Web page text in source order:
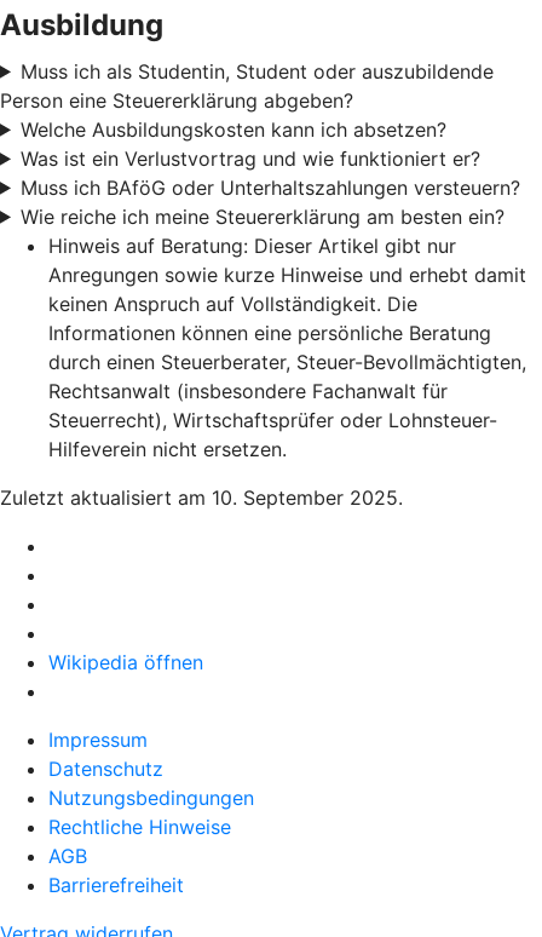
Ausbildung
Muss ich als Studentin, Student oder auszubildende
Person eine Steuererklärung abgeben?
Welche Ausbildungskosten kann ich absetzen?
Was ist ein Verlustvortrag und wie funktioniert er?
Muss ich BAföG oder Unterhaltszahlungen versteuern?
Wie reiche ich meine Steuererklärung am besten ein?
Hinweis auf Beratung: Dieser Artikel gibt nur
Anregungen sowie kurze Hinweise und erhebt damit
keinen Anspruch auf Vollständigkeit. Die
Informationen können eine persönliche Beratung
durch einen Steuerberater, Steuer-Bevollmächtigten,
Rechtsanwalt (insbesondere Fachanwalt für
Steuerrecht), Wirtschaftsprüfer oder Lohnsteuer-
Hilfeverein nicht ersetzen.
Zuletzt aktualisiert am 10. September 2025.
Wikipedia öffnen
Impressum
Datenschutz
Nutzungsbedingungen
Rechtliche Hinweise
AGB
Barrierefreiheit